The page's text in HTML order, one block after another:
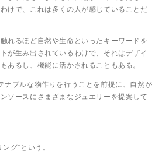
けで、これは多くの人が感じていることだ
れるほど自然や生命といったキーワードを
が生み出されているわけで、それはデザイ
あるし、機能に活かされることもある。
ナブルな物作りを行うことを前提に、自然が
ソースにさまざまなジュエリーを提案して
グ”という。